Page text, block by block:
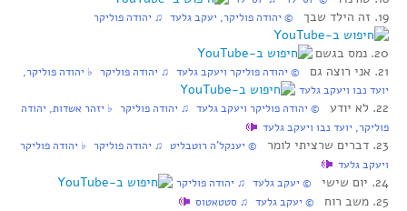
19. זה הילד שבך ‏ © יהודה פוליקר, יעקב גלעד‏ ♫ יהודה פוליקר
20. נמס בגשם
21. אני רוצה גם
‏ © יהודה פוליקר ויעקב גלעד‏ ♫ יהודה פוליקר‏ ♭ יהודה פוליקר,
יועד נבו ויעקב גלעד
22. לא יודע
‏ © יהודה פוליקר ויעקב גלעד‏ ♫ יהודה פוליקר‏ ♭ יזהר אשדות, יהודה
פוליקר, יועד נבו ויעקב גלעד
23. דברים שרציתי לומר
‏ © יענקל’ה רוטבליט‏ ♫ יהודה פוליקר‏ ♭ יהודה פוליקר
ויעקב גלעד
24. יום שישי ‏ © יעקב גלעד‏ ♫ יהודה פוליקר
25. משב רוח ‏ © יעקב גלעד‏ ♫ סטטאטוס